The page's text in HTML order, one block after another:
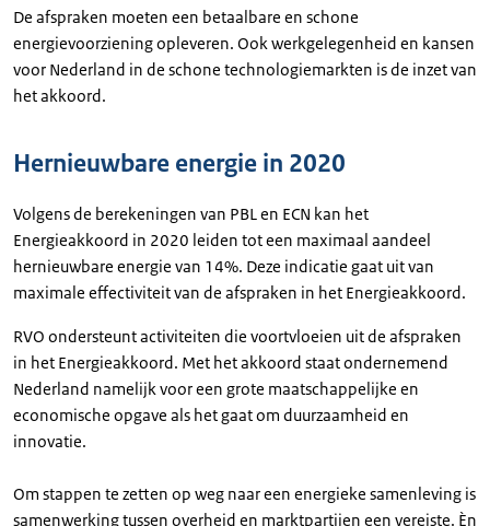
De afspraken moeten een betaalbare en schone
energievoorziening opleveren. Ook werkgelegenheid en kansen
voor Nederland in de schone technologiemarkten is de inzet van
het akkoord.
Hernieuwbare energie in 2020
Volgens de berekeningen van PBL en ECN kan het
Energieakkoord in 2020 leiden tot een maximaal aandeel
hernieuwbare energie van 14%. Deze indicatie gaat uit van
maximale effectiviteit van de afspraken in het Energieakkoord.
RVO ondersteunt activiteiten die voortvloeien uit de afspraken
in het Energieakkoord. Met het akkoord staat ondernemend
Nederland namelijk voor een grote maatschappelijke en
economische opgave als het gaat om duurzaamheid en
innovatie.
Om stappen te zetten op weg naar een energieke samenleving is
samenwerking tussen overheid en marktpartijen een vereiste. Èn